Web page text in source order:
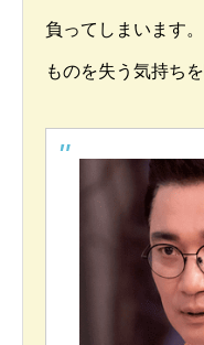
負ってしまいます
ものを失う気持ち